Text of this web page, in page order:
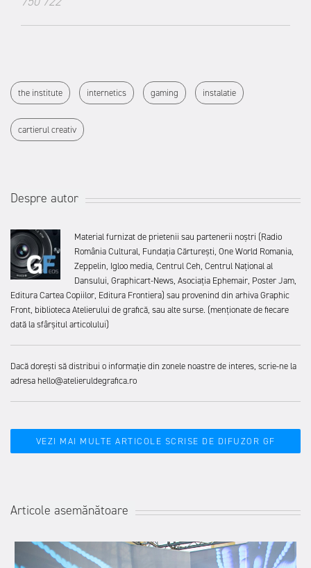
the institute internetics gaming instalatie
cartierul creativ
Despre autor
Material furnizat de prietenii sau partenerii noștri (Radio
România Cultural, Fundația Cărturești, One World Romania,
Zeppelin, Igloo media, Centrul Ceh, Centrul Național al
Dansului, Graphicart-News, Asociația Ephemair, Poster Jam,
Editura Cartea Copiilor, Editura Frontiera) sau provenind din arhiva Graphic
Front, biblioteca Atelierului de grafică, sau alte surse. (menționate de fiecare
dată la sfârșitul articolului)
Dacă dorești să distribui o informație din zonele noastre de interes, scrie-ne la
adresa hello@atelieruldegrafica.ro
VEZI MAI MULTE ARTICOLE SCRISE DE DIFUZOR GF
Articole asemănătoare